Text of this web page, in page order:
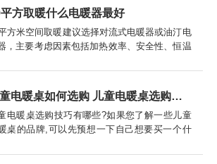
，具体要看你的...
方取暖什么电暖器最好
方米空间取暖建议选择对流式电暖器或油汀电
，主要考虑因素包括加热效率、安全性、恒温
度通常控制在60℃以下，儿童房使用更安全。
电暖器因热惯性大...
儿童电暖桌如何选购 儿童电暖桌选购技巧【详细介绍】
电暖桌选购技巧有哪些?如果您了解一些儿童
桌的品牌,可以先预想一下自己想要买一个什
巧的介绍，希望对于家长挑选儿童电暖桌是有